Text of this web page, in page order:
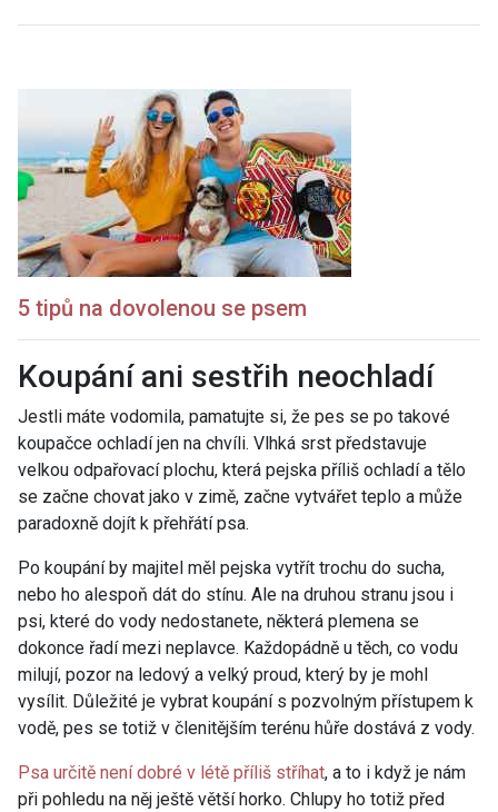
5 tipů na dovolenou se psem
Koupání ani sestřih neochladí
Jestli máte vodomila, pamatujte si, že pes se po takové
koupačce ochladí jen na chvíli. Vlhká srst představuje
velkou odpařovací plochu, která pejska příliš ochladí a tělo
se začne chovat jako v zimě, začne vytvářet teplo a může
paradoxně dojít k přehřátí psa.
Po koupání by majitel měl pejska vytřít trochu do sucha,
nebo ho alespoň dát do stínu. Ale na druhou stranu jsou i
psi, které do vody nedostanete, některá plemena se
dokonce řadí mezi neplavce. Každopádně u těch, co vodu
milují, pozor na ledový a velký proud, který by je mohl
vysílit. Důležité je vybrat koupání s pozvolným přístupem k
vodě, pes se totiž v členitějším terénu hůře dostává z vody.
Psa určitě není dobré v létě příliš stříhat, a to i když je nám
při pohledu na něj ještě větší horko. Chlupy ho totiž před